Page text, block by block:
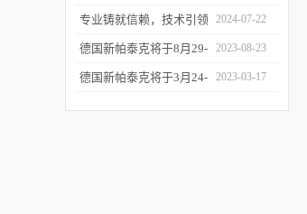
诚邀参与
颗粒分散体系中的粒度分
析
专业铸就信赖，技术引领
未来——新帕泰克中国20
周年
2024-07-22
德国新帕泰克将于8月29-
31日参加Formnext 2023
2023-08-23
德国新帕泰克将于3月24- 2023-03-17